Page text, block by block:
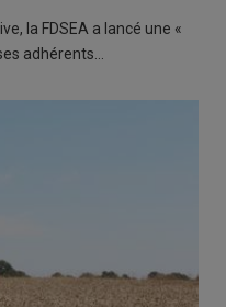
la FDSEA a lancé une «
adhérents…